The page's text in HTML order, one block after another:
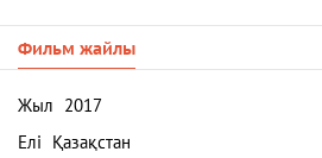
Фильм жайлы
Жыл
2017
Елі
Қазақстан